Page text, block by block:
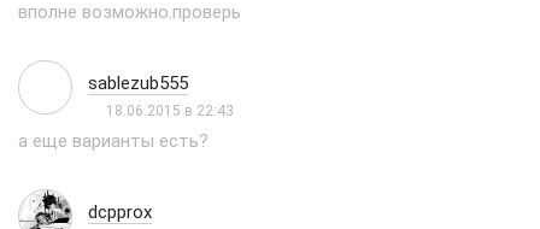
вполне возможно.проверь
sablezub555
18.06.2015 в 22:43
а еще варианты есть?
dcpprox